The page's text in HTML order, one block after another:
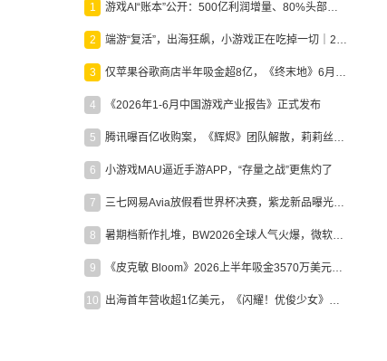
1 游戏AI“账本”公开：500亿利润增量、80%头部入局，谁在闷声发财？
2 端游“复活”，出海狂飙，小游戏正在吃掉一切｜2026上半年产业报告
3 仅苹果谷歌商店半年吸金超8亿，《终末地》6月份收入显著回暖
4 《2026年1-6月中国游戏产业报告》正式发布
5 腾讯曝百亿收购案，《辉烬》团队解散，莉莉丝新作曝光｜陀螺周报
6 小游戏MAU逼近手游APP，“存量之战”更焦灼了
7 三七网易Avia放假看世界杯决赛，紫龙新品曝光，米哈游新作上线 | 陀螺周报
8 暑期档新作扎堆，BW2026全球人气火爆，微软XBOX大裁员|陀螺周报
9 《皮克敏 Bloom》2026上半年吸金3570万美元，中国台湾成最大市场
10 出海首年营收超1亿美元，《闪耀！优俊少女》美国市场占比达七成